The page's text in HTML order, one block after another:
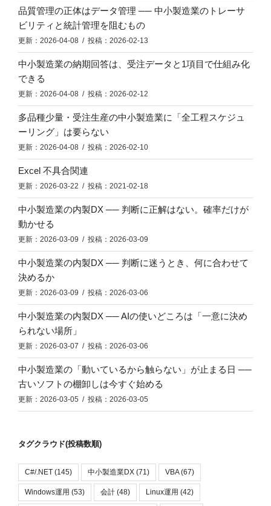
品質管理の正体はデータ管理 ── 中小製造業のトレーサ
ビリティと統計管理を阻むもの
更新：2026-04-08 / 投稿：2026-02-13
中小製造業の納期回答は、受注データと1項目で仕組み化
できる
更新：2026-04-08 / 投稿：2026-02-12
多品種少量・受注生産の中小製造業に「全工程スケジュ
ーリング」は要らない
更新：2026-04-08 / 投稿：2026-02-10
Excel 不具合関連
更新：2026-03-22 / 投稿：2021-02-18
中小製造業の内製DX ── 判断に正解はない。確率だけが
動かせる
更新：2026-03-09 / 投稿：2026-03-09
中小製造業の内製DX ── 判断に迷うとき、何に合わせて
決めるか
更新：2026-03-09 / 投稿：2026-03-06
中小製造業の内製DX ── AIの使いどころは「一意に決め
られない場所」
更新：2026-03-07 / 投稿：2026-03-06
中小製造業の「動いているから触らない」が止まる日 ──
古いソフトの棚卸しは今すぐ始める
更新：2026-03-05 / 投稿：2026-03-05
タグクラウド(投稿数順)
C#/.NET (145) 中小製造業DX (71) VBA(67)
Windows運用 (53) 会計 (48) Linux運用 (42)